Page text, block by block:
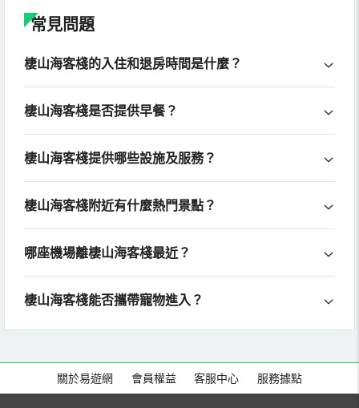
常見問題
棲山海客棧的入住和退房時間是什麼？
棲山海客棧是否提供早餐？
棲山海客棧提供哪些設施及服務？
棲山海客棧附近有什麼熱門景點？
哪座機場離棲山海客棧最近？
棲山海客棧能否攜帶寵物進入？
關於易遊網 會員權益 客服中心 服務據點